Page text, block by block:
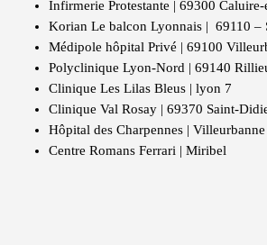
Infirmerie Protestante | 69300 Caluire-
Korian Le balcon Lyonnais | 69110 –
Médipole hôpital Privé | 69100
Polyclinique Lyon-Nord | 69140
Clinique Les Lilas Bleus | lyon 7
Clinique Val Rosay | 69370 Saint-
Hôpital des Charpennes | Villeurbanne
Centre Romans Ferrari | Miribel